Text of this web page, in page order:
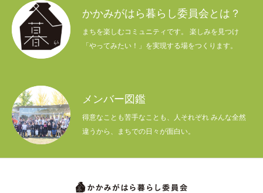
かかみがはら暮らし委員会とは？
まちを楽しむコミュニティです。 楽しみを見つけ
「やってみたい！」を実現する場をつくります。
メンバー図鑑
得意なことも苦手なことも、人それぞれ みんな全然
違うから、まちでの日々が面白い。